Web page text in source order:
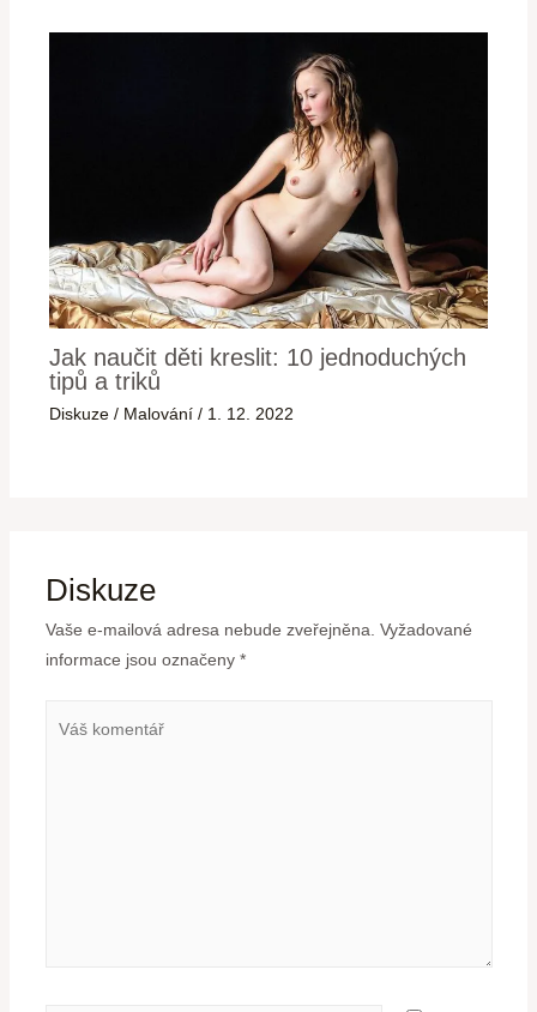
Jak naučit děti kreslit: 10 jednoduchých
tipů a triků
Diskuze / Malování / 1. 12. 2022
Diskuze
Vaše e-mailová adresa nebude zveřejněna. Vyžadované
informace jsou označeny *